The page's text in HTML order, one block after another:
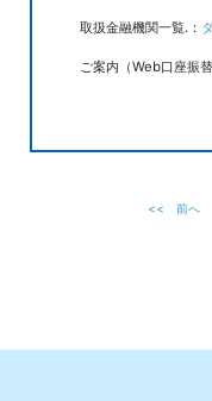
取扱金融機関一覧.：
ご案内（Web口座振
<<前へ